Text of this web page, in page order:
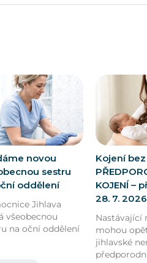
novou
sestru
oddělení
Jihlava
všeobecnou
na oční oddělení
Kojení
KOJENÍ –
28. 7. 2026
Nastávající
mohou
jihlavské